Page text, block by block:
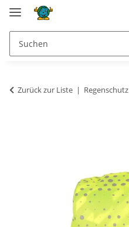
Zurück zur Liste Regenschutz